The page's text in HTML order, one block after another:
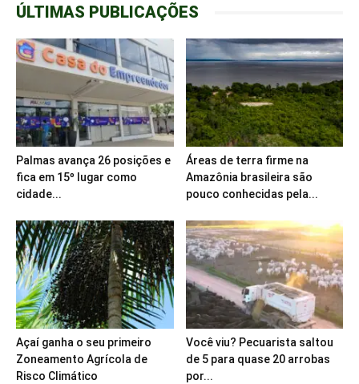
ÚLTIMAS PUBLICAÇÕES
Palmas avança 26 posições e
fica em 15º lugar como
cidade...
Áreas de terra firme na
Amazônia brasileira são
pouco conhecidas pela...
Açaí ganha o seu primeiro
Zoneamento Agrícola de
Risco Climático
Você viu? Pecuarista saltou
de 5 para quase 20 arrobas
por...